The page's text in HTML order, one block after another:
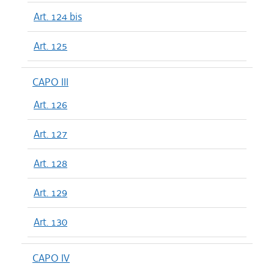
Art. 124 bis
Art. 125
CAPO III
Art. 126
Art. 127
Art. 128
Art. 129
Art. 130
CAPO IV